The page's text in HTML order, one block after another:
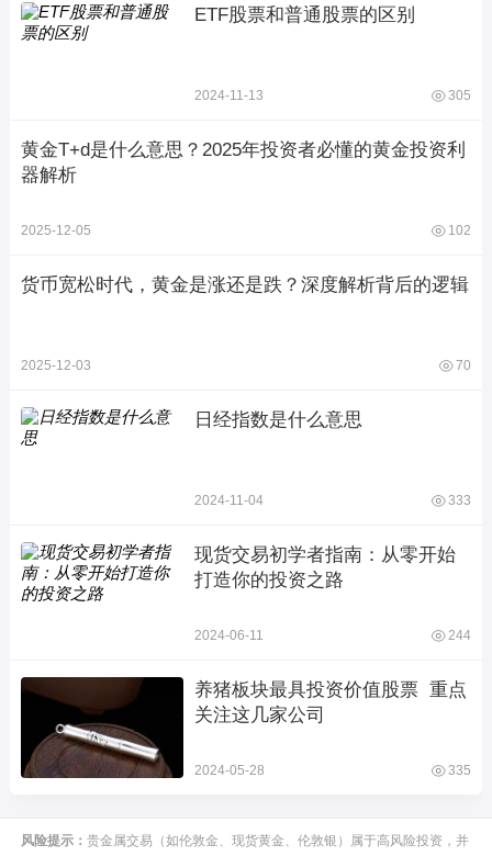
ETF股票和普通股票的区别
2024-11-13 305
黄金T+d是什么意思？2025年投资者必懂的黄金投资利
器解析
2025-12-05 102
货币宽松时代，黄金是涨还是跌？深度解析背后的逻辑
2025-12-03 70
日经指数是什么意思
2024-11-04 333
现货交易初学者指南：从零开始
打造你的投资之路
2024-06-11 244
养猪板块最具投资价值股票  重点
关注这几家公司
2024-05-28 335
风险提示： 贵金属交易（如伦敦金、现货黄金、伦敦银）属于高风险投资，并